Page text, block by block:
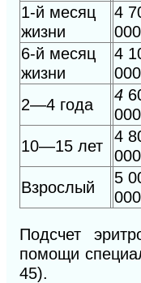
1-й месяц
жизни
4
000
6-й месяц
жизни
4
000
2—4 года
4
000
10—15 лет
4
000
Взрослый
5
000
Подсчет
помощи
45).